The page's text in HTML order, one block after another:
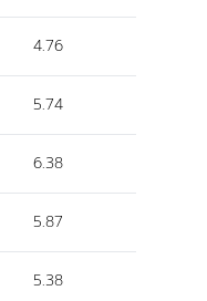
4.76
5.74
6.38
5.87
5.38